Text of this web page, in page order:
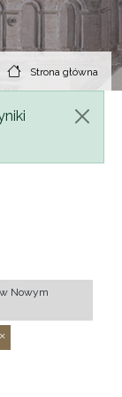
Strona główna
Nowym